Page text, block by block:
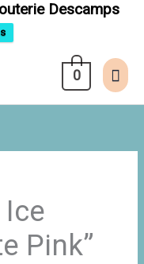
Descamps
0
Pink”